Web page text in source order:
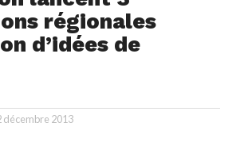
régionales
d’idées de
décembre 2013